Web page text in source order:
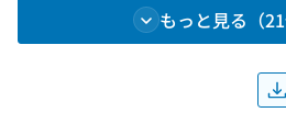
もっと見る（21